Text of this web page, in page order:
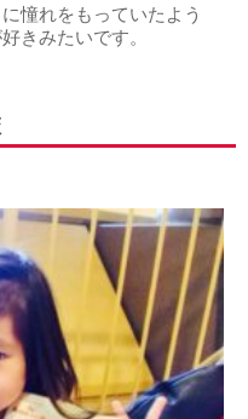
憧れをもっていたよう
きみたいです。